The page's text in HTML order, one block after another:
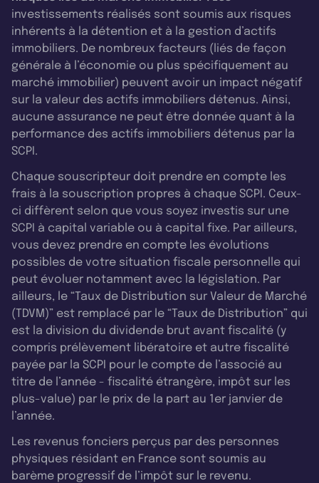
investissements réalisés sont soumis aux risques
inhérents à la détention et à la gestion d’actifs
immobiliers. De nombreux facteurs (liés de façon
générale à l’économie ou plus spécifiquement au
marché immobilier) peuvent avoir un impact négatif
sur la valeur des actifs immobiliers détenus. Ainsi,
aucune assurance ne peut être donnée quant à la
performance des actifs immobiliers détenus par la
SCPI.
Chaque souscripteur doit prendre en compte les
frais à la souscription propres à chaque SCPI. Ceux-
ci diffèrent selon que vous soyez investis sur une
SCPI à capital variable ou à capital fixe. Par ailleurs,
vous devez prendre en compte les évolutions
possibles de votre situation fiscale personnelle qui
peut évoluer notamment avec la législation. Par
ailleurs, le “Taux de Distribution sur Valeur de Marché
(TDVM)” est remplacé par le “Taux de Distribution” qui
est la division du dividende brut avant fiscalité (y
compris prélèvement libératoire et autre fiscalité
payée par la SCPI pour le compte de l’associé au
titre de l’année - fiscalité étrangère, impôt sur les
plus-value) par le prix de la part au 1er janvier de
l’année.
Les revenus fonciers perçus par des personnes
physiques résidant en France sont soumis au
barème progressif de l’impôt sur le revenu.